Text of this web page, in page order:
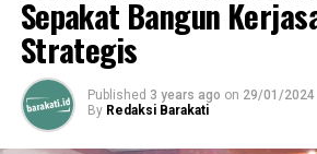
Sepakat Bangun
Strategis
Published 3 years ago on 29/01/2024
By Redaksi Barakati